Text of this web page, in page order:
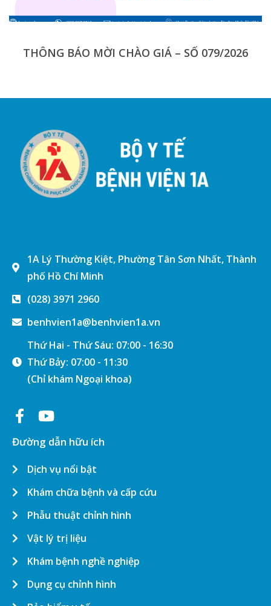
THÔNG BÁO MỜI CHÀO GIÁ – SỐ 079/2026
1A Lý Thường Kiệt, Phường Tân Sơn Nhất, Thành
phố Hồ Chí Minh
(028) 3971 2960
benhvien1a@benhvien1a.vn
Thứ Hai - Thứ Sáu: 07:00 - 16:30
Thứ Bảy: 07:00 - 11:30
(Chỉ khám Ngoại khoa)
Đường dẫn hữu ích
Dịch vụ nổi bật
Khám chữa bệnh và cấp cứu
Phẫu thuật chỉnh hình
Vật lý trị liệu
Khám bệnh nghề nghiệp
Dụng cụ chỉnh hình